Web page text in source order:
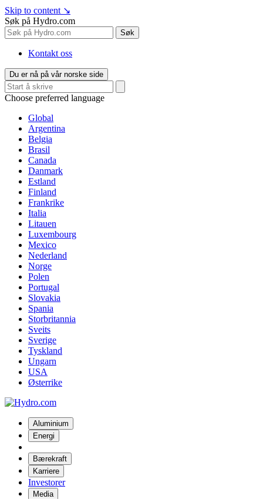
Skip to content ↘
Søk på Hydro.com
Søk
Kontakt oss
Du er nå på vår norske side
Choose preferred language
Global
Argentina
Belgia
Brasil
Canada
Danmark
Estland
Finland
Frankrike
Italia
Litauen
Luxembourg
Mexico
Nederland
Norge
Polen
Portugal
Slovakia
Spania
Storbritannia
Sveits
Sverige
Tyskland
Ungarn
USA
Østerrike
Aluminium
Energi
Bærekraft
Karriere
Investorer
Media